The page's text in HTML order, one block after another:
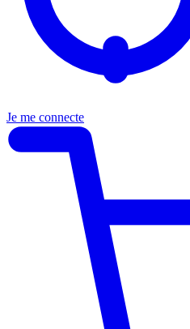
Je me connecte